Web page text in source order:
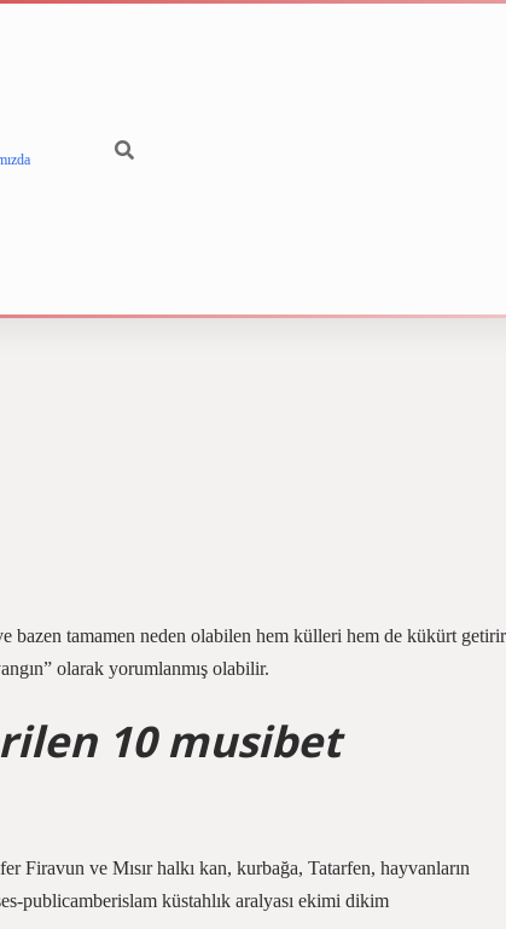
tamamen neden olabilen hem külleri hem de kükürt
olarak yorumlanmış olabilir.
10 musibet
Firavun ve Mısır halkı kan, kurbağa, Tatarfen, hayvanların
publicamberislam küstahlık aralyası ekimi dikim